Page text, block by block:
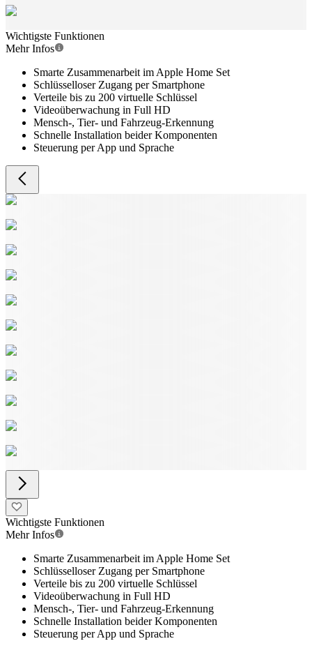
Wichtigste Funktionen
Mehr Infos
Smarte Zusammenarbeit im Apple Home Set
Schlüsselloser Zugang per Smartphone
Verteile bis zu 200 virtuelle Schlüssel
Videoüberwachung in Full HD
Mensch-, Tier- und Fahrzeug-Erkennung
Schnelle Installation beider Komponenten
Steuerung per App und Sprache
Wichtigste Funktionen
Mehr Infos
Smarte Zusammenarbeit im Apple Home Set
Schlüsselloser Zugang per Smartphone
Verteile bis zu 200 virtuelle Schlüssel
Videoüberwachung in Full HD
Mensch-, Tier- und Fahrzeug-Erkennung
Schnelle Installation beider Komponenten
Steuerung per App und Sprache